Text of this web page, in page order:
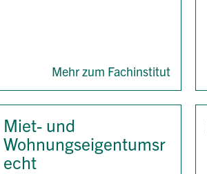
Mehr zum Fachinstitut
Miet- und
Wohnungseigentumsr
echt